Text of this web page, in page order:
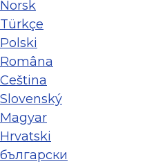
Norsk
Türkçe
Polski
Româna
Ceština
Slovenský
Magyar
Hrvatski
български